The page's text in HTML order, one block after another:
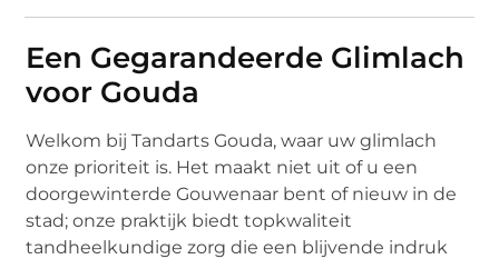
Een Gegarandeerde Glimlach
voor Gouda
Welkom bij Tandarts Gouda, waar uw glimlach
onze prioriteit is. Het maakt niet uit of u een
doorgewinterde Gouwenaar bent of nieuw in de
stad; onze praktijk biedt topkwaliteit
tandheelkundige zorg die een blijvende indruk